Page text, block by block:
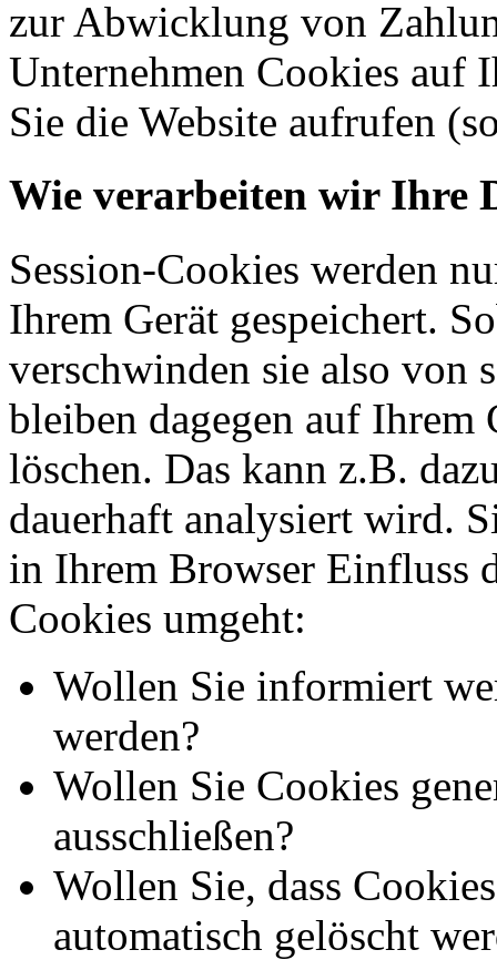
zur Abwicklung von
Unternehmen Cookies auf
Sie die Website aufrufen
Wie verarbeiten wir Ihre
Session-Cookies werden
Ihrem Gerät gespeichert.
verschwinden sie also von
bleiben dagegen auf Ihrem
löschen. Das kann z.B.
dauerhaft analysiert wird.
in Ihrem Browser Einfluss
Cookies umgeht:
Wollen Sie informiert
werden?
Wollen Sie Cookies
ausschließen?
Wollen Sie, dass
automatisch gelöscht